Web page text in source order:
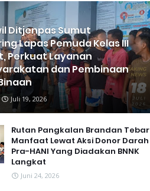
Ditjenpas Sumut
Lapas Pemuda Kelas III
Perkuat Layanan
dan Pembinaan
Juli 19, 2026
Rutan Pangkalan Brandan Tebar
Manfaat Lewat Aksi Donor Darah
Pra-HANI Yang Diadakan BNNK
Langkat
Juni 24, 2026